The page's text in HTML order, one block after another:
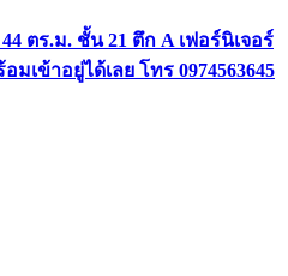
ตร.ม. ชั้น 21 ตึก A เฟอร์นิเจอร์
เข้าอยู่ได้เลย โทร 0974563645